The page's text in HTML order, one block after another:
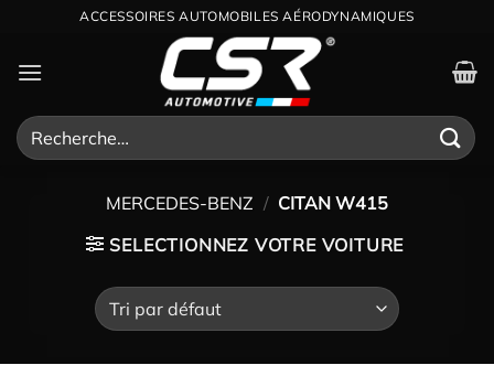
contenu
ACCESSOIRES AUTOMOBILES AÉRODYNAMIQUES
Recherche
pour :
MERCEDES-BENZ / CITAN W415
SELECTIONNEZ VOTRE VOITURE